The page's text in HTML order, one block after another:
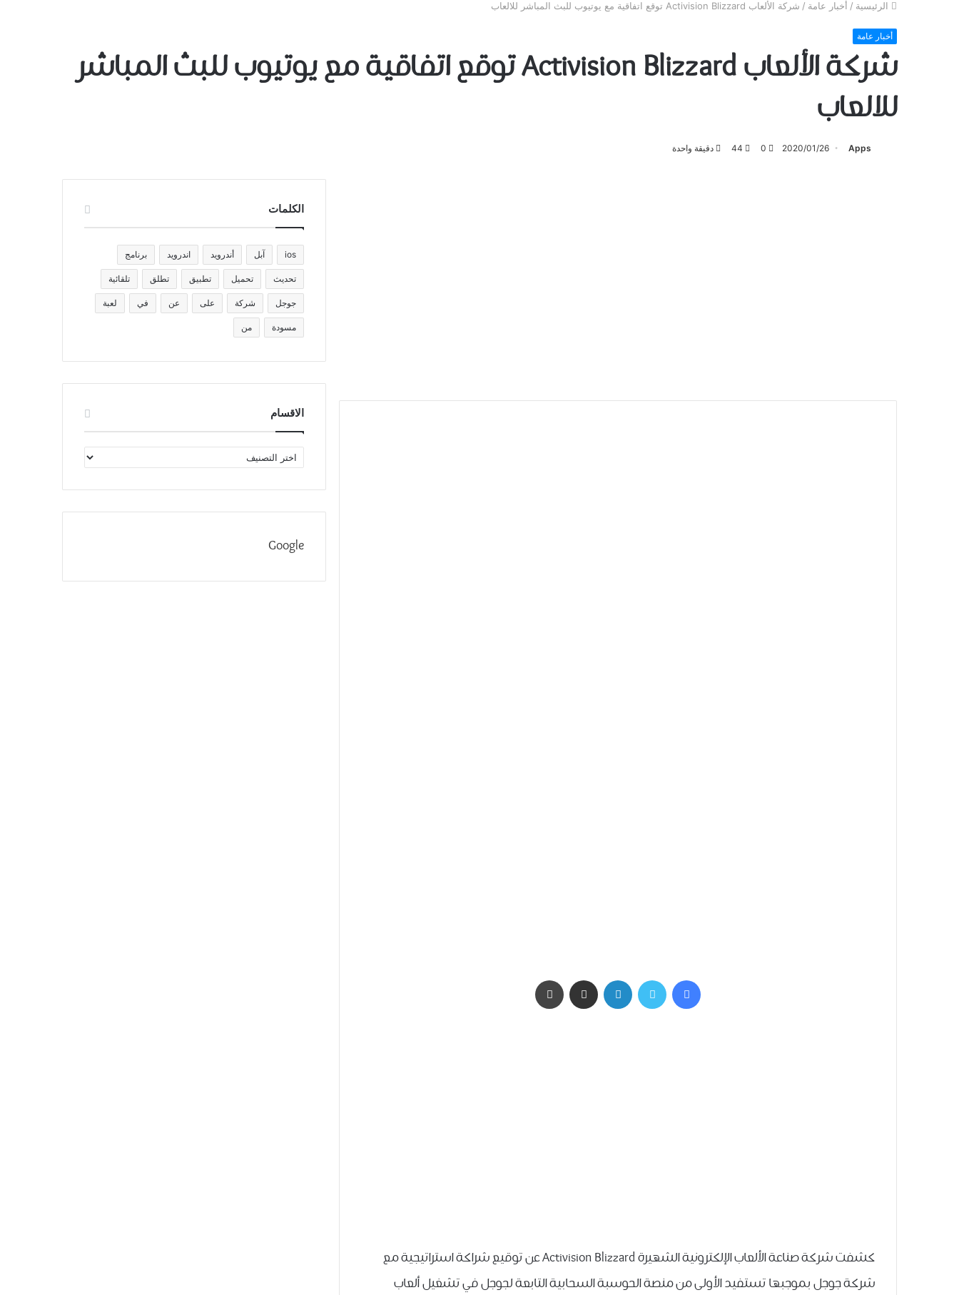
الرئيسية / أخبار عامة / شركة الألعاب Activision Blizzard ﺗﻮﻗﻊ ﺍﺗﻔﺎﻗﻴﺔ ﻣﻊ ﻳﻮﺗﻴﻮﺏ للبث المباشر للالعاب
أخبار عامة
شركة الألعاب Activision Blizzard ﺗﻮﻗﻊ ﺍﺗﻔﺎﻗﻴﺔ ﻣﻊ ﻳﻮﺗﻴﻮﺏ للبث المباشر
للالعاب
Apps
2020/01/26
0
44 دقيقة واحدة
فيسبوك تويتر لينكدإن مشاركة عبر البريد
كشفت شركة صناعة ﺍﻷﻟﻌﺎﺏ ﺍﻹﻟﻜﺘﺮﻭﻧﻴﺔ الشهيرة Activision Blizzard عن توقيع ﺷﺮﺍﻛﺔ ﺍﺳﺘﺮﺍﺗﻴﺠﻴﺔ مع
شركة جوجل بموجبها ﺗﺴﺘﻔﻴﺪ ﺍﻷﻭﻟﻰ ﻣﻦ ﻣﻨﺼﺔ ﺍﻟﺤﻮﺳﺒﺔ ﺍﻟﺴﺤﺎﺑﻴﺔ ﺍﻟﺘﺎﺑﻌﺔ ﻟﺠﻮﺟﻞ ﻓﻲ ﺗﺸﻐﻴﻞ ﺃﻟﻌﺎﺏ
الكلمات
ios آبل أندرويد اندرويد برنامج
تحديث تحميل تطبيق تطلق تلقائية
جوجل شركة على عن في لعبة
مسودة من
الاقسام
الاقسام
Google